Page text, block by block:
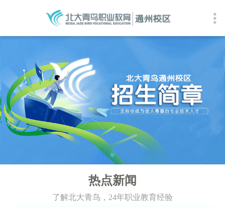
热点新闻
了解北大青鸟，24年职业教育经验